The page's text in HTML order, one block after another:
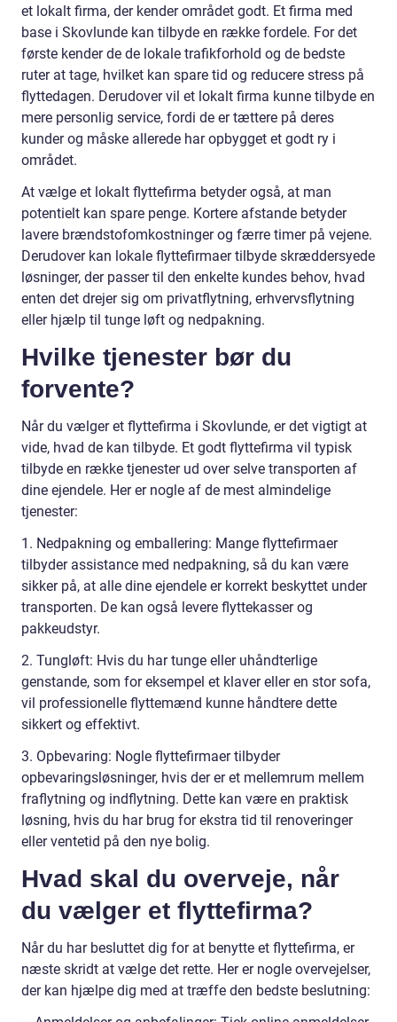
et lokalt firma, der kender området godt. Et firma med
base i Skovlunde kan tilbyde en række fordele. For det
første kender de de lokale trafikforhold og de bedste
ruter at tage, hvilket kan spare tid og reducere stress på
flyttedagen. Derudover vil et lokalt firma kunne tilbyde en
mere personlig service, fordi de er tættere på deres
kunder og måske allerede har opbygget et godt ry i
området.
At vælge et lokalt flyttefirma betyder også, at man
potentielt kan spare penge. Kortere afstande betyder
lavere brændstofomkostninger og færre timer på vejene.
Derudover kan lokale flyttefirmaer tilbyde skræddersyede
løsninger, der passer til den enkelte kundes behov, hvad
enten det drejer sig om privatflytning, erhvervsflytning
eller hjælp til tunge løft og nedpakning.
Hvilke tjenester bør du
forvente?
Når du vælger et flyttefirma i Skovlunde, er det vigtigt at
vide, hvad de kan tilbyde. Et godt flyttefirma vil typisk
tilbyde en række tjenester ud over selve transporten af
dine ejendele. Her er nogle af de mest almindelige
tjenester:
1. Nedpakning og emballering: Mange flyttefirmaer
tilbyder assistance med nedpakning, så du kan være
sikker på, at alle dine ejendele er korrekt beskyttet under
transporten. De kan også levere flyttekasser og
pakkeudstyr.
2. Tungløft: Hvis du har tunge eller uhåndterlige
genstande, som for eksempel et klaver eller en stor sofa,
vil professionelle flyttemænd kunne håndtere dette
sikkert og effektivt.
3. Opbevaring: Nogle flyttefirmaer tilbyder
opbevaringsløsninger, hvis der er et mellemrum mellem
fraflytning og indflytning. Dette kan være en praktisk
løsning, hvis du har brug for ekstra tid til renoveringer
eller ventetid på den nye bolig.
Hvad skal du overveje, når
du vælger et flyttefirma?
Når du har besluttet dig for at benytte et flyttefirma, er
næste skridt at vælge det rette. Her er nogle overvejelser,
der kan hjælpe dig med at træffe den bedste beslutning: